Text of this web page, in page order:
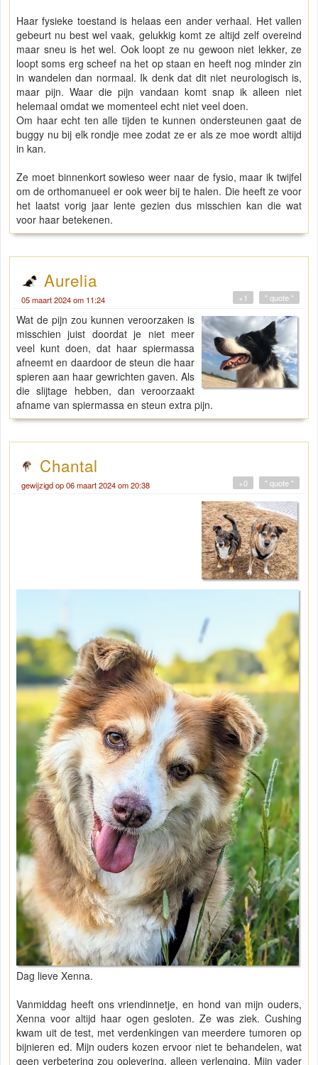
Haar fysieke toestand is helaas een ander verhaal. Het vallen
gebeurt nu best wel vaak, gelukkig komt ze altijd zelf overeind
maar sneu is het wel. Ook loopt ze nu gewoon niet lekker, ze
loopt soms erg scheef na het op staan en heeft nog minder zin
in wandelen dan normaal. Ik denk dat dit niet neurologisch is,
maar pijn. Waar die pijn vandaan komt snap ik alleen niet
helemaal omdat we momenteel echt niet veel doen.
Om haar echt ten alle tijden te kunnen ondersteunen gaat de
buggy nu bij elk rondje mee zodat ze er als ze moe wordt altijd
in kan.
Ze moet binnenkort sowieso weer naar de fysio, maar ik twijfel
om de orthomanueel er ook weer bij te halen. Die heeft ze voor
het laatst vorig jaar lente gezien dus misschien kan die wat
voor haar betekenen.
Aurelia
05 maart 2024 om 11:24 " quote "
+1
Wat de pijn zou kunnen veroorzaken is
misschien juist doordat je niet meer
veel kunt doen, dat haar spiermassa
afneemt en daardoor de steun die haar
spieren aan haar gewrichten gaven. Als
die slijtage hebben, dan veroorzaakt
afname van spiermassa en steun extra pijn.
Chantal
gewijzigd op 06 maart 2024 om 20:38 " quote "
+0
Dag lieve Xenna.
Vanmiddag heeft ons vriendinnetje, en hond van mijn ouders,
Xenna voor altijd haar ogen gesloten. Ze was ziek. Cushing
kwam uit de test, met verdenkingen van meerdere tumoren op
bijnieren ed. Mijn ouders kozen ervoor niet te behandelen, wat
geen verbetering zou oplevering, alleen verlenging. Mijn vader